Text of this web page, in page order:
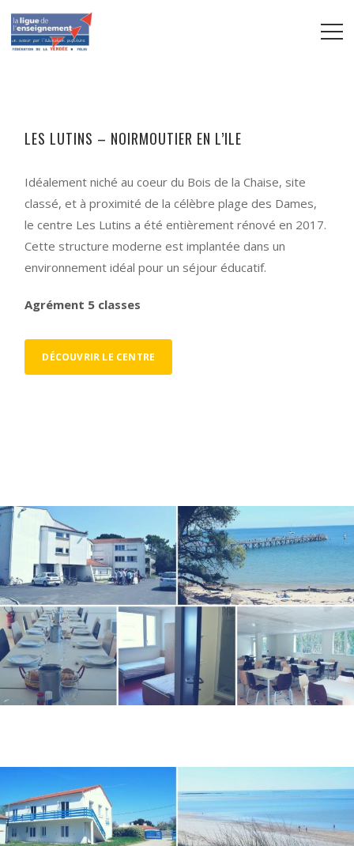
LES LUTINS – NOIRMOUTIER EN L’ILE
Idéalement niché au coeur du Bois de la Chaise, site
classé, et à proximité de la célèbre plage des Dames,
le centre Les Lutins a été entièrement rénové en 2017.
Cette structure moderne est implantée dans un
environnement idéal pour un séjour éducatif.
Agrément 5 classes
DÉCOUVRIR LE CENTRE